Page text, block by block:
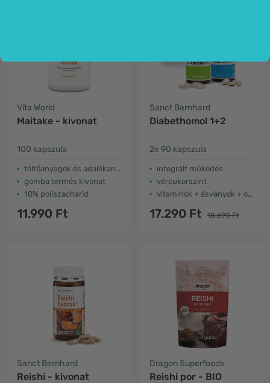
Vita World
Maitake - kivonat
100 kapszula
töltőanyagok és adalékanyagok nélkül
gomba termés kivonat
10% poliszacharid
11.990 Ft
Sanct Bernhard
Diabethomol 1+2
2x 90 kapszula
integrált működés
vércukorszint
vitaminok + ásványok + omega 3
17.290 Ft 18.690 Ft
Sanct Bernhard
Reishi - kivonat
Dragon Superfoods
Reishi por - BIO